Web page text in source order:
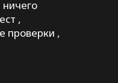
ничего
,
проверки ,